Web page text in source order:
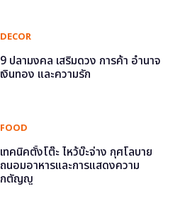
DECOR
9 ปลามงคล เสริมดวง การค้า อำนาจ
เงินทอง และความรัก
FOOD
เทคนิคตั้งโต๊ะ ไหว้บ๊ะจ่าง กุศโลบาย
ถนอมอาหารและการแสดงความ
กตัญญู